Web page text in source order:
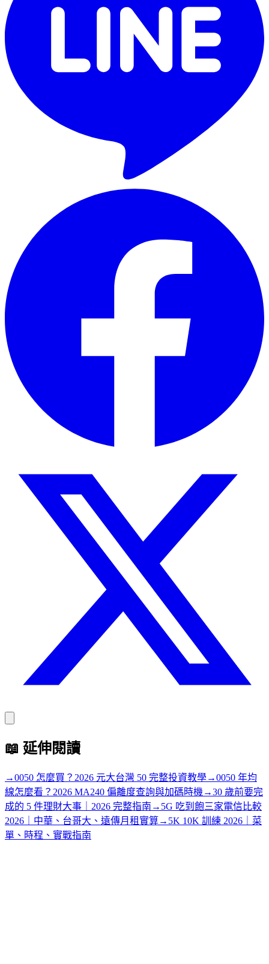
📖 延伸閱讀
→0050 怎麼買？2026 元大台灣 50 完整投資教學→0050 年均
線怎麼看？2026 MA240 偏離度查詢與加碼時機 →30 歲前要完
成的 5 件理財大事｜2026 完整指南 → 5G 吃到飽三家電信比較
2026｜中華、台哥大、遠傳月租實算→ 5K 10K 訓練 2026｜菜
單、時程、實戰指南